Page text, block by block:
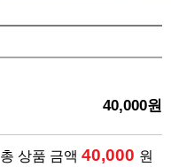
40,000원
총 상품 금액 40,000 원